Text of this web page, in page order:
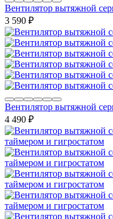
Вентилятор вытяжной
3 590 ₽
Вентилятор вытяжной
4 490 ₽